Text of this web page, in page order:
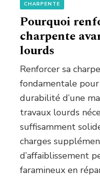
CHARPENTE
Pourquoi
charpente
lourds
Renforcer sa
fondamentale
durabilité d’une
travaux lourds
suffisamment
charges
d’affaiblissement
faramineux en